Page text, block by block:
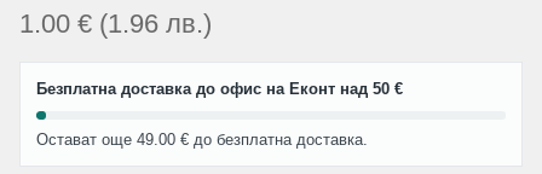
1.00 € (1.96 лв.)
Безплатна доставка до офис на Еконт над 50 €
Остават още 49.00 € до безплатна доставка.